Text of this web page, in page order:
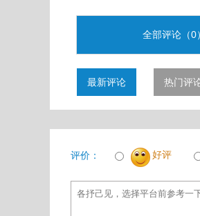
全部评论（0）
最新评论 热门评
评价： 好评